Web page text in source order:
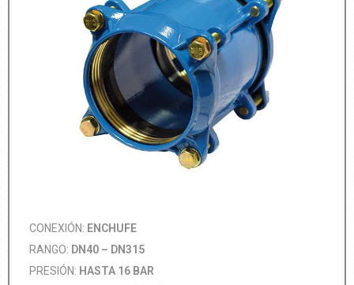
CONEXIÓN: ENCHUFE
RANGO: DN40 – DN315
PRESIÓN: HASTA 16 BAR